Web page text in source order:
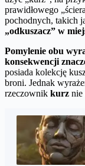
prawidłowego
pochodnych, takich
„odkuszacz” w
Pomylenie obu
konsekwencji
posiada kolekcję
broni. Jednak
rzeczownik kurz nie